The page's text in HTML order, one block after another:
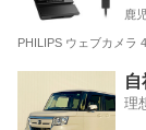
鹿
PHILIPS ウェブカメラ
理